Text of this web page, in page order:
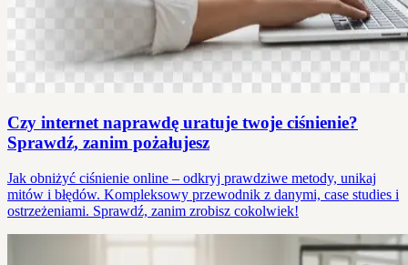
Czy internet naprawdę uratuje twoje ciśnienie?
Sprawdź, zanim pożałujesz
Jak obniżyć ciśnienie online – odkryj prawdziwe metody, unikaj
mitów i błędów. Kompleksowy przewodnik z danymi, case studies i
ostrzeżeniami. Sprawdź, zanim zrobisz cokolwiek!